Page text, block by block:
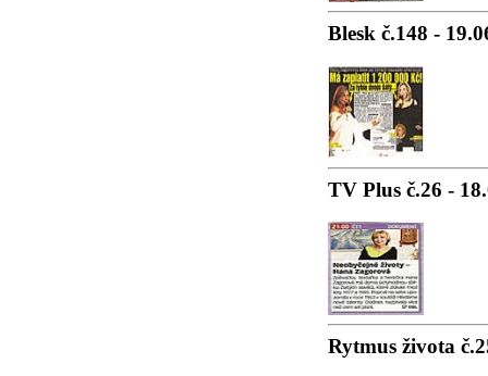
Blesk č.148 -
TV Plus č.26 -
Rytmus života